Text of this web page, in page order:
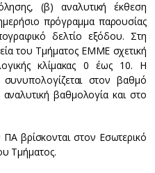
(β) αναλυτική έκθεση
πρόγραμμα παρουσίας
δελτίο εξόδου. Στη
του Τμήματος ΕΜΜΕ σχετική
κλίμακας 0 έως 10. Η
στον βαθμό
βαθμολογία και στο
ΠΑ βρίσκονται στον Εσωτερικό
Τμήματος.